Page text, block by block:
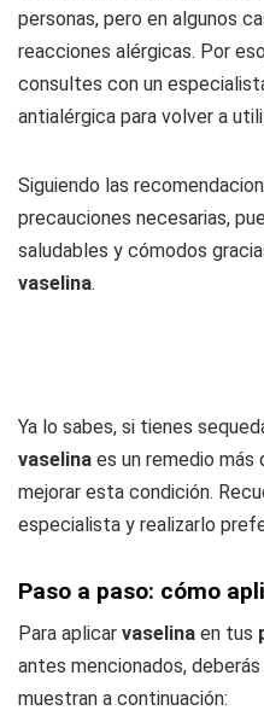
personas, pero en algunos
reacciones alérgicas. Por
consultes con un
antialérgica para volver a
Siguiendo las
precauciones necesarias,
saludables y cómodos
vaselina.
Ya lo sabes, si tienes
vaselina es un remedio
mejorar esta condición.
especialista y realizarlo
Paso a paso: cómo
Para aplicar vaselina en tus
antes mencionados,
muestran a continuación: